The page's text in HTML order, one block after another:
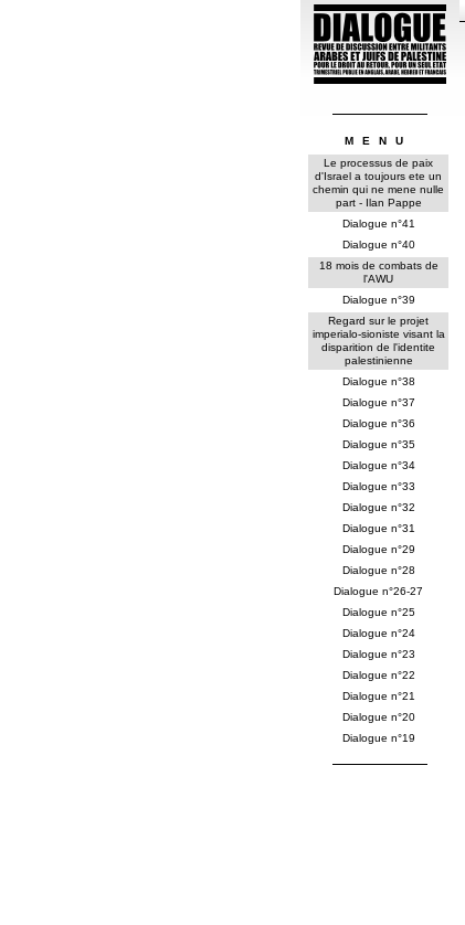
MENU
Le processus de paix
d'Israel a toujours ete un
chemin qui ne mene nulle
part - Ilan Pappe
Dialogue n°41
Dialogue n°40
18 mois de combats de
l'AWU
Dialogue n°39
Regard sur le projet
imperialo-sioniste visant la
disparition de l'identite
palestinienne
Dialogue n°38
Dialogue n°37
Dialogue n°36
Dialogue n°35
Dialogue n°34
Dialogue n°33
Dialogue n°32
Dialogue n°31
Dialogue n°29
Dialogue n°28
Dialogue n°26-27
Dialogue n°25
Dialogue n°24
Dialogue n°23
Dialogue n°22
Dialogue n°21
Dialogue n°20
Dialogue n°19